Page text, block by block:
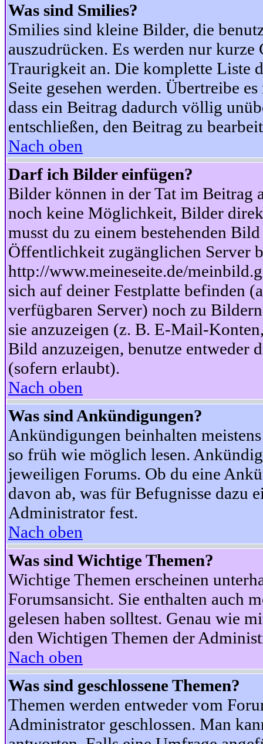
Was sind Smilies?
Smilies sind kleine Bilder, die
auszudrücken. Es werden nur
Traurigkeit an. Die komplette Liste
Seite gesehen werden. Übertreibe
dass ein Beitrag dadurch völlig
entschließen, den Beitrag zu
Nach oben
Darf ich Bilder einfügen?
Bilder können in der Tat im Beitrag
noch keine Möglichkeit, Bilder
musst du zu einem bestehenden
Öffentlichkeit zugänglichen Server
http://www.meineseite.de/
sich auf deiner Festplatte befinden
verfügbaren Server) noch zu
sie anzuzeigen (z. B. E-Mail-
Bild anzuzeigen, benutze
(sofern erlaubt).
Nach oben
Was sind Ankündigungen?
Ankündigungen beinhalten
so früh wie möglich lesen.
jeweiligen Forums. Ob du eine
davon ab, was für Befugnisse dazu
Administrator fest.
Nach oben
Was sind Wichtige Themen?
Wichtige Themen erscheinen
Forumsansicht. Sie enthalten auch
gelesen haben solltest. Genau wie
den Wichtigen Themen der
Nach oben
Was sind geschlossene Themen?
Themen werden entweder vom
Administrator geschlossen. Man